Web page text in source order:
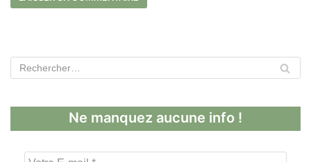
Ne manquez aucune info !
V